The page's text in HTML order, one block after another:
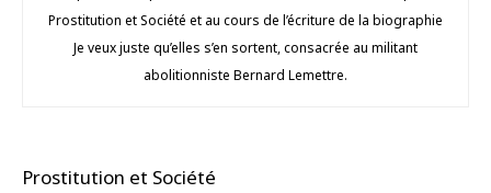
Prostitution et Société et au cours de l’écriture de la biographie
Je veux juste qu’elles s’en sortent, consacrée au militant
abolitionniste Bernard Lemettre.
Prostitution et Société